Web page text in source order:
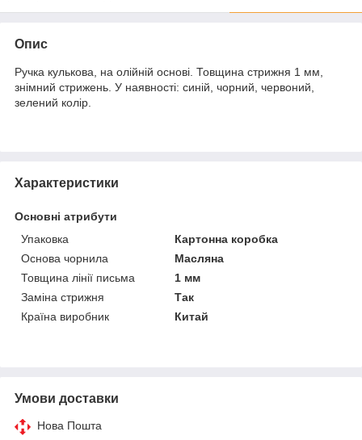
Опис
Ручка кулькова, на олійній основі. Товщина стрижня 1 мм,
знімний стрижень. У наявності: синій, чорний, червоний,
зелений колір.
Характеристики
Основні атрибути
Упаковка
Картонна коробка
Основа чорнила
Масляна
Товщина лінії письма
1 мм
Заміна стрижня
Так
Країна виробник
Китай
Умови доставки
Нова Пошта